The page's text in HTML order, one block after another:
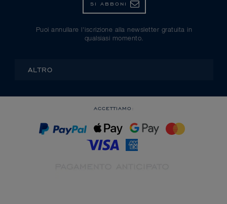
SI ABBONI
Puoi annullare l'iscrizione alla newsletter gratuita in
qualsiasi momento.
ALTRO
ACCETTIAMO: